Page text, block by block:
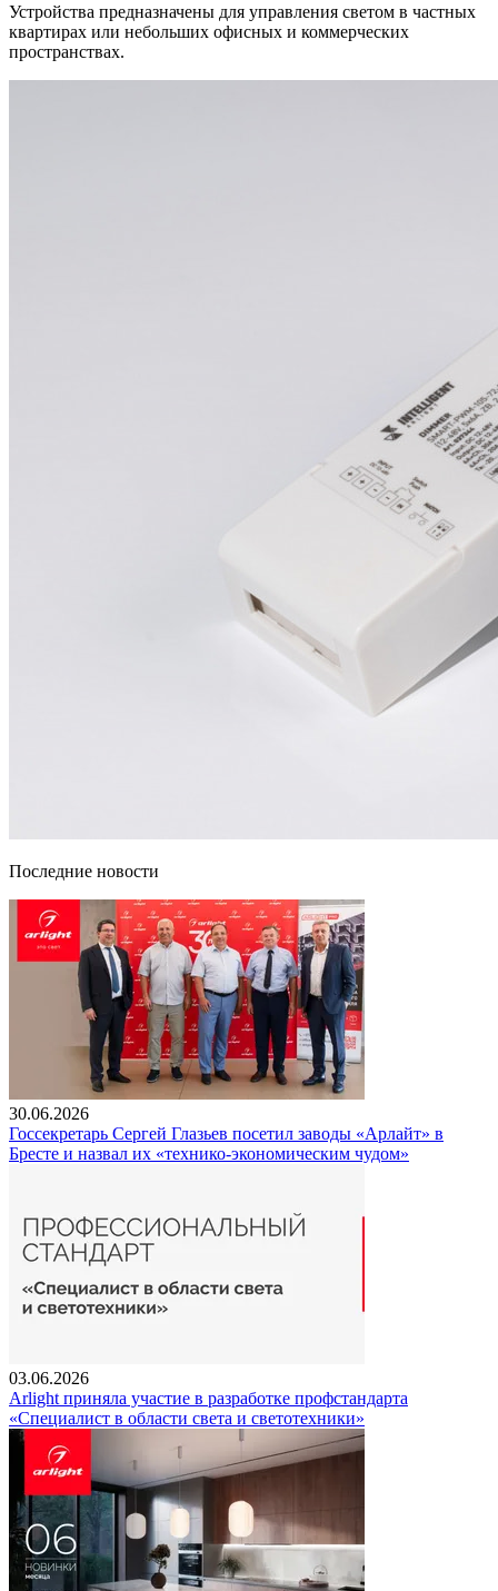
Устройства предназначены для управления светом в частных
квартирах или небольших офисных и коммерческих
пространствах.
Последние новости
30.06.2026
Госсекретарь Сергей Глазьев посетил заводы «Арлайт» в
Бресте и назвал их «технико-экономическим чудом»
03.06.2026
Arlight приняла участие в разработке профстандарта
«Специалист в области света и светотехники»